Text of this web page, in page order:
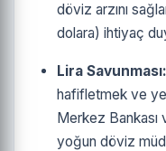
döviz arzını
dolara) ihtiyaç
Lira Savunması:
hafifletmek ve
Merkez Bankası
yoğun döviz